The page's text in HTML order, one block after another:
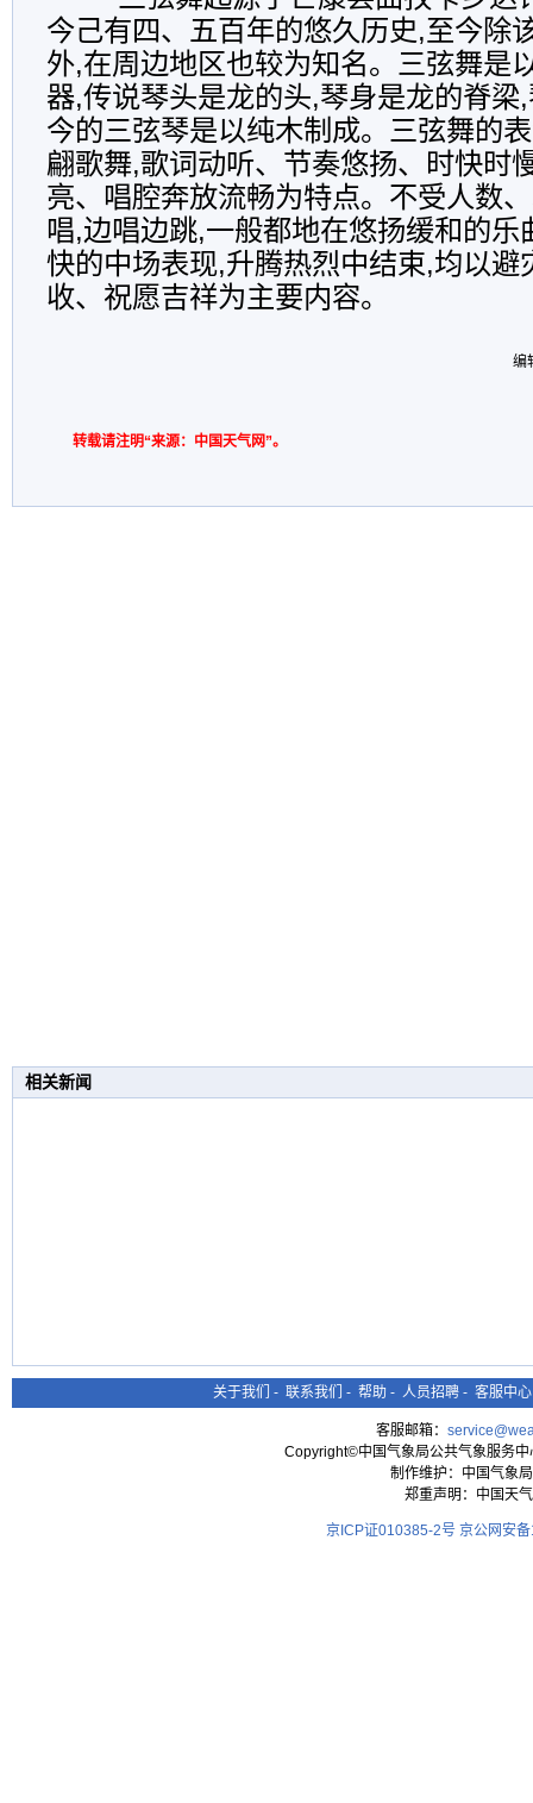
今己有四、五百年的悠久历史,至今除
外,在周边地区也较为知名。三弦舞是
器,传说琴头是龙的头,琴身是龙的脊梁
今的三弦琴是以纯木制成。三弦舞的
翩歌舞,歌词动听、节奏悠扬、时快时
亮、唱腔奔放流畅为特点。不受人数
唱,边唱边跳,一般都地在悠扬缓和的乐
快的中场表现,升腾热烈中结束,均以避
收、祝愿吉祥为主要内容。
编
转载请注明“来源：中国天气网”。
相关新闻
关于我们 - 联系我们 - 帮助 - 人员招聘 - 客服中心
客服邮箱：
Copyright©中国气象局公共气象服务
制作维护：中国气象
郑重声明：中国天
京ICP证010385-2号 京公网安